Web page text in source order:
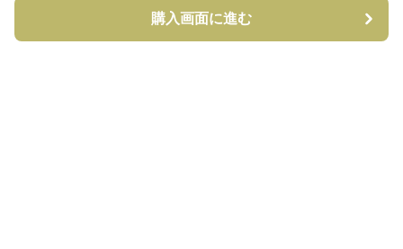
購入画面に進む
購入画面に進む